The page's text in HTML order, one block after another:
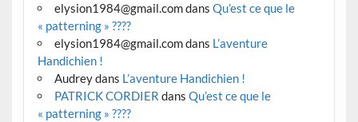
elysion1984@gmail.comdans Qu’est ce que le
« patterning » ????
elysion1984@gmail.comdans L’aventure
Handichien !
Audreydans L’aventure Handichien !
PATRICK CORDIER dans Qu’est ce que le
« patterning » ????